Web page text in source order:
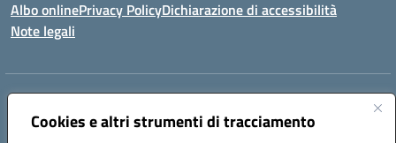
Cookies e altri strumenti di tracciamento
Albo onlinePrivacy PolicyDichiarazione di accessibilità
Note legali
Indirizzo:
Centralino:096721161 Email:czic869004@istruzione.it